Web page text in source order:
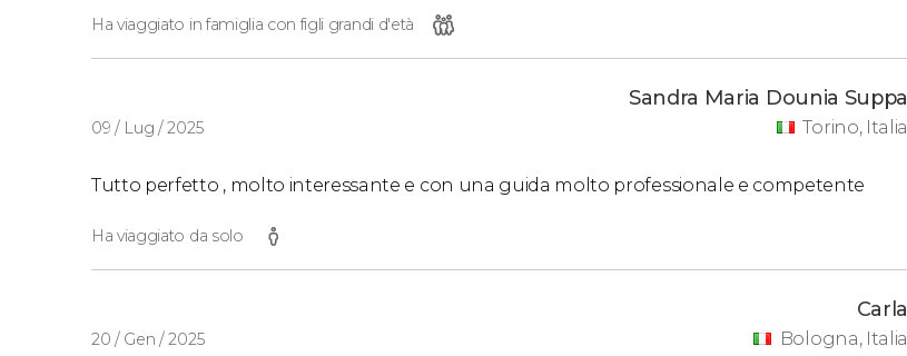
Ha viaggiato in famiglia con figli grandi d'età
09 / Lug / 2025
Sandra Maria Dounia Suppa
Torino, Italia
Tutto perfetto , molto interessante e con una guida molto professionale e competente
Ha viaggiato da solo
20 / Gen / 2025
Carla
Bologna, Italia